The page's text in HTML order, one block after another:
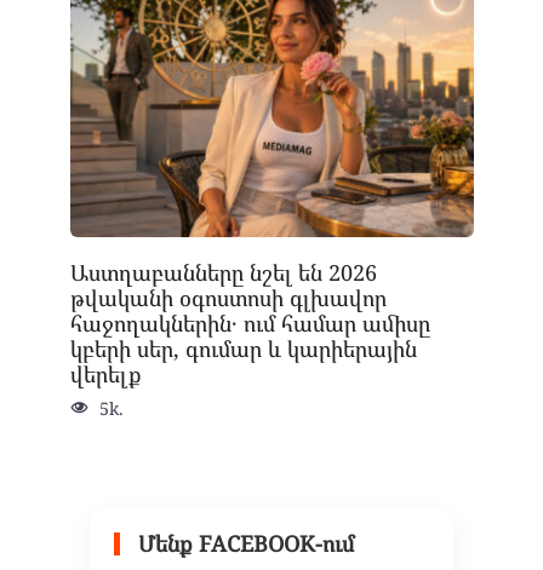
Աստղաբանները նշել են 2026
թվականի օգոստոսի գլխավոր
հաջողակներին․ ում համար ամիսը
կբերի սեր, գումար և կարիերային
վերելք
5k.
Մենք FACEBOOK-ում